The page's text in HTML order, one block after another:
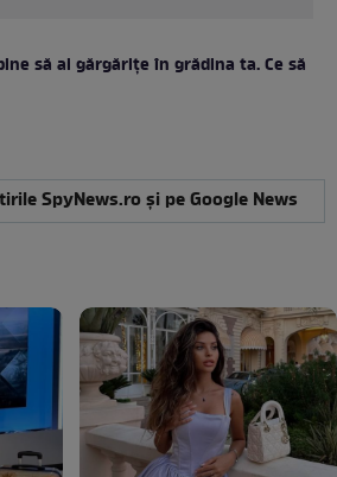
să ai gărgărițe în grădina ta. Ce să
SpyNews.ro și pe Google News